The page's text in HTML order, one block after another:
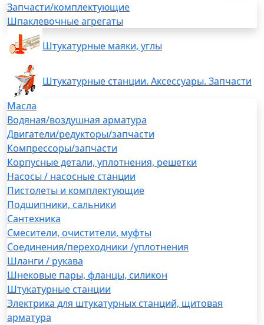
Запчасти/комплектующие
Шпаклевочные агрегаты
Штукатурные маяки, углы
Штукатурные станции. Аксессуары. Запчасти
Масла
Водяная/воздушная арматура
Двигатели/редукторы/запчасти
Компрессоры/запчасти
Корпусные детали, уплотнения, решетки
Насосы / насосные станции
Пистолеты и комплектующие
Подшипники, сальники
Сантехника
Смесители, очистители, муфты
Соединения/переходники /уплотнения
Шланги / рукава
Шнековые пары, фланцы, силикон
Штукатурные станции
Электрика для штукатурных станций, щитовая
арматура